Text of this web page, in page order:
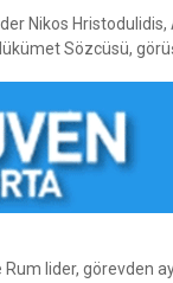
Nikos
Sözcüsü,
Rum lider, görevden